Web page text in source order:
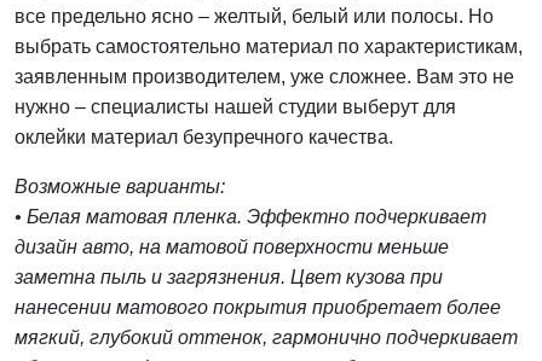
все предельно ясно – желтый, белый или полосы. Но
выбрать самостоятельно материал по характеристикам,
заявленным производителем, уже сложнее. Вам это не
нужно – специалисты нашей студии выберут для
оклейки материал безупречного качества.
Возможные варианты:
• Белая матовая пленка. Эффектно подчеркивает
дизайн авто, на матовой поверхности меньше
заметна пыль и загрязнения. Цвет кузова при
нанесении матового покрытия приобретает более
мягкий, глубокий оттенок, гармонично подчеркивает